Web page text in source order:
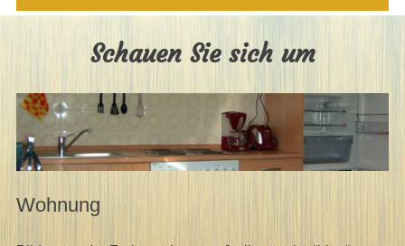
Schauen Sie sich um
Wohnung